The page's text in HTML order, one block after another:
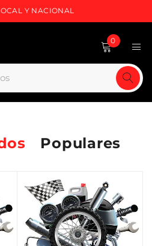
Y NACIONAL
0
Populares